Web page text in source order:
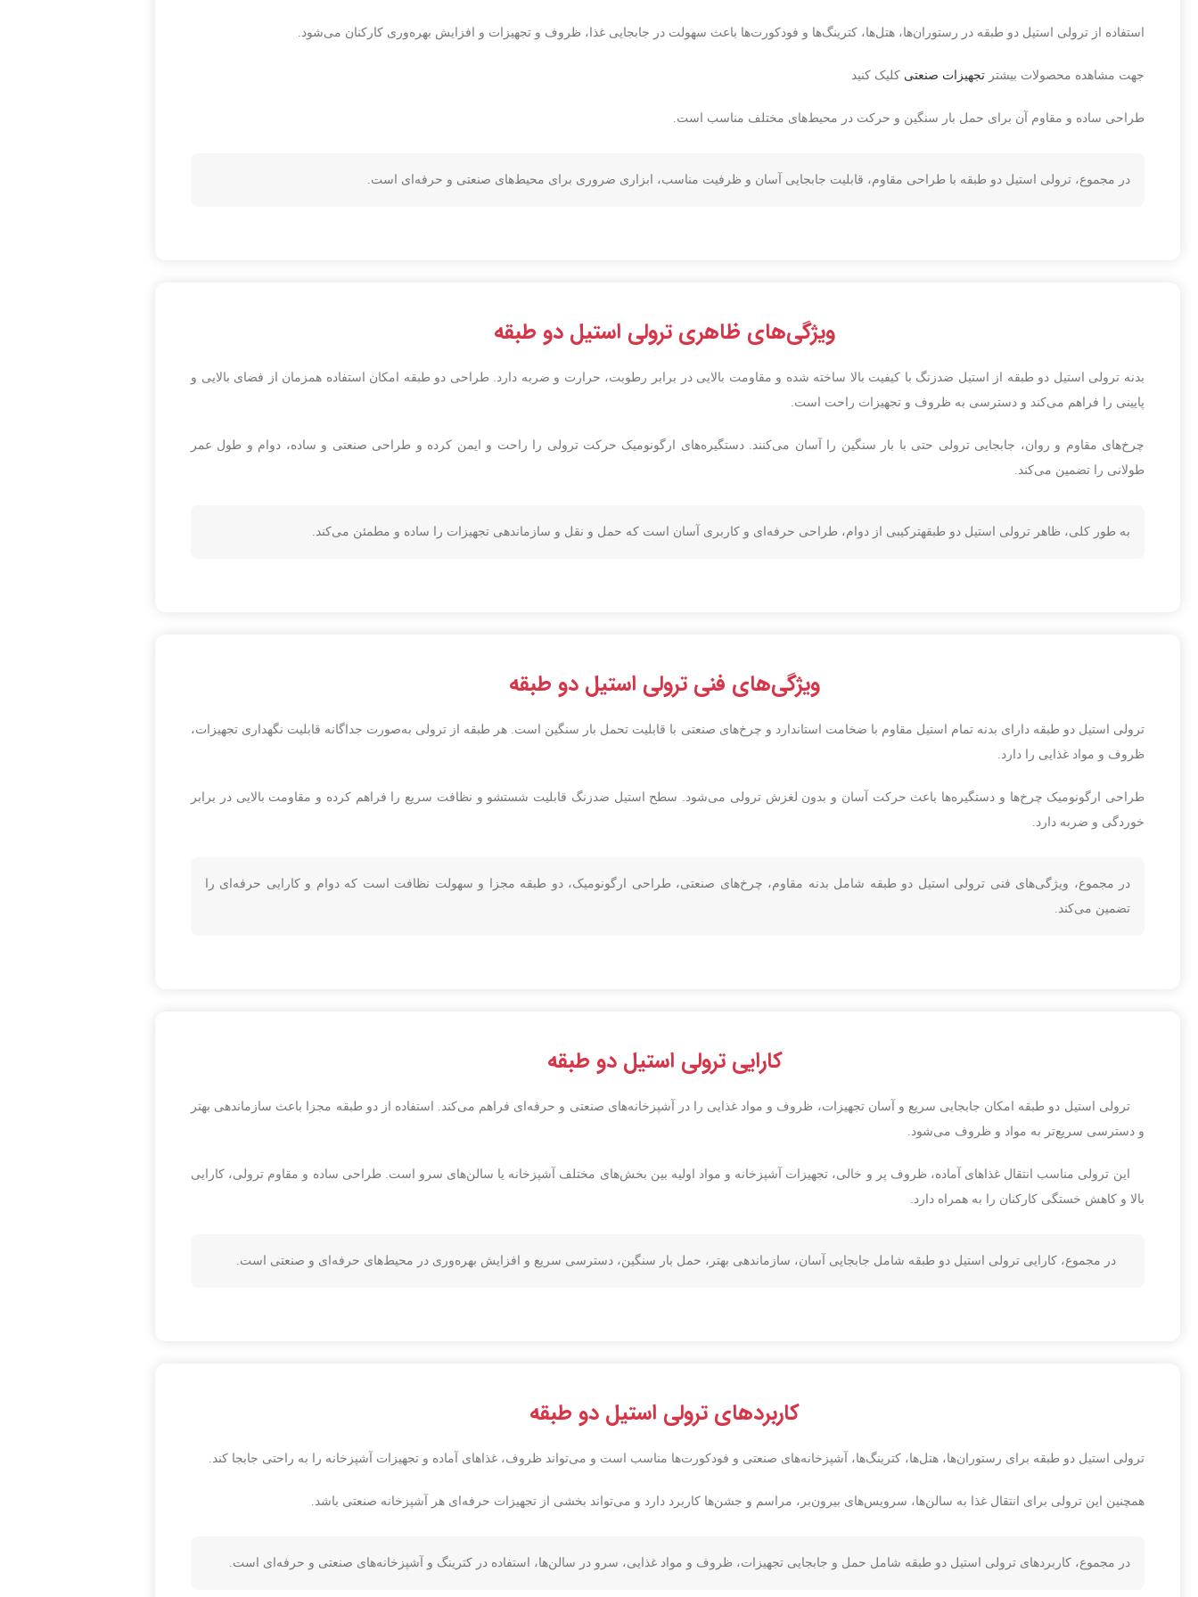
استفاده از ترولی استیل دو طبقه در رستوران‌ها، هتل‌ها، کترینگ‌ها و فودکورت‌ها باعث سهولت در جابجایی غذا، ظروف و تجهیزات و افزایش بهره‌وری کارکنان می‌شود.
جهت مشاهده محصولات بیشتر تجهیزات صنعتی کلیک کنید
طراحی ساده و مقاوم آن برای حمل بار سنگین و حرکت در محیط‌های مختلف مناسب است.
در مجموع، ترولی استیل دو طبقه با طراحی مقاوم، قابلیت جابجایی آسان و ظرفیت مناسب، ابزاری ضروری برای محیط‌های صنعتی و حرفه‌ای است.
ویژگی‌های ظاهری ترولی استیل دو طبقه
بدنه ترولی استیل دو طبقه از استیل ضدزنگ با کیفیت بالا ساخته شده و مقاومت بالایی در برابر رطوبت، حرارت و ضربه دارد. طراحی دو طبقه امکان استفاده همزمان از فضای بالایی و
پایینی را فراهم می‌کند و دسترسی به ظروف و تجهیزات راحت است.
چرخ‌های مقاوم و روان، جابجایی ترولی حتی با بار سنگین را آسان می‌کنند. دستگیره‌های ارگونومیک حرکت ترولی را راحت و ایمن کرده و طراحی صنعتی و ساده، دوام و طول عمر
طولانی را تضمین می‌کند.
به طور کلی، ظاهر ترولی استیل دو طبقهترکیبی از دوام، طراحی حرفه‌ای و کاربری آسان است که حمل و نقل و سازماندهی تجهیزات را ساده و مطمئن می‌کند.
ویژگی‌های فنی ترولی استیل دو طبقه
ترولی استیل دو طبقه دارای بدنه تمام استیل مقاوم با ضخامت استاندارد و چرخ‌های صنعتی با قابلیت تحمل بار سنگین است. هر طبقه از ترولی به‌صورت جداگانه قابلیت نگهداری تجهیزات،
ظروف و مواد غذایی را دارد.
طراحی ارگونومیک چرخ‌ها و دستگیره‌ها باعث حرکت آسان و بدون لغزش ترولی می‌شود. سطح استیل ضدزنگ قابلیت شستشو و نظافت سریع را فراهم کرده و مقاومت بالایی در برابر
خوردگی و ضربه دارد.
در مجموع، ویژگی‌های فنی ترولی استیل دو طبقه شامل بدنه مقاوم، چرخ‌های صنعتی، طراحی ارگونومیک، دو طبقه مجزا و سهولت نظافت است که دوام و کارایی حرفه‌ای را
تضمین می‌کند.
کارایی ترولی استیل دو طبقه
ترولی استیل دو طبقه امکان جابجایی سریع و آسان تجهیزات، ظروف و مواد غذایی را در آشپزخانه‌های صنعتی و حرفه‌ای فراهم می‌کند. استفاده از دو طبقه مجزا باعث سازماندهی بهتر
و دسترسی سریع‌تر به مواد و ظروف می‌شود.
این ترولی مناسب انتقال غذاهای آماده، ظروف پر و خالی، تجهیزات آشپزخانه و مواد اولیه بین بخش‌های مختلف آشپزخانه یا سالن‌های سرو است. طراحی ساده و مقاوم ترولی، کارایی
بالا و کاهش خستگی کارکنان را به همراه دارد.
در مجموع، کارایی ترولی استیل دو طبقه شامل جابجایی آسان، سازماندهی بهتر، حمل بار سنگین، دسترسی سریع و افزایش بهره‌وری در محیط‌های حرفه‌ای و صنعتی است.
کاربردهای ترولی استیل دو طبقه
ترولی استیل دو طبقه برای رستوران‌ها، هتل‌ها، کترینگ‌ها، آشپزخانه‌های صنعتی و فودکورت‌ها مناسب است و می‌تواند ظروف، غذاهای آماده و تجهیزات آشپزخانه را به راحتی جابجا کند.
همچنین این ترولی برای انتقال غذا به سالن‌ها، سرویس‌های بیرون‌بر، مراسم و جشن‌ها کاربرد دارد و می‌تواند بخشی از تجهیزات حرفه‌ای هر آشپزخانه صنعتی باشد.
در مجموع، کاربردهای ترولی استیل دو طبقه شامل حمل و جابجایی تجهیزات، ظروف و مواد غذایی، سرو در سالن‌ها، استفاده در کترینگ و آشپزخانه‌های صنعتی و حرفه‌ای است.